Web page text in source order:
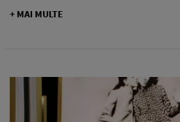
+ MAI MULTE